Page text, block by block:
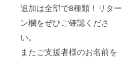
追加は全部で8種類！リター
ン欄をぜひご確認くださ
い。
またご支援者様のお名前を